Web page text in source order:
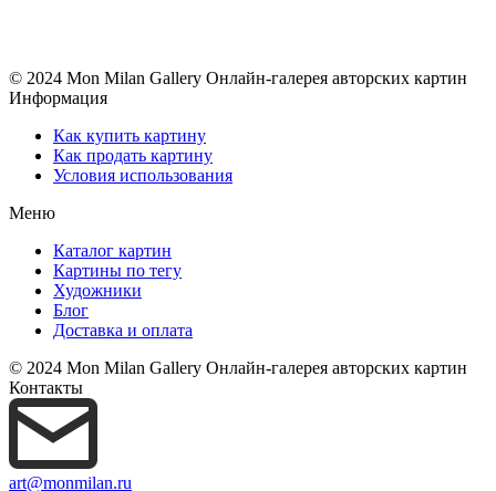
© 2024 Mon Milan Gallery Онлайн-галерея авторских картин
Информация
Как купить картину
Как продать картину
Условия использования
Меню
Каталог картин
Картины по тегу
Художники
Блог
Доставка и оплата
© 2024 Mon Milan Gallery Онлайн-галерея авторских картин
Контакты
art@monmilan.ru